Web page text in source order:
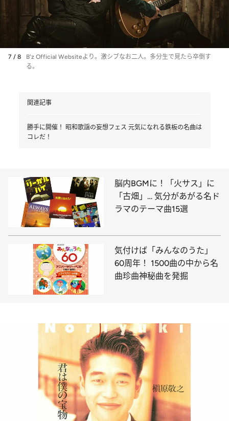
7 / 8
B'z Official Websiteより。激シブなお二人。多分生で見たら卒倒す
る。
関連記事
勝手に開催！ 昭和歌謡の妄想フェス 元気になれる鉄板の名曲は
コレだ！
脳内BGMに！「火サス」に
「古畑」… 気分があがる名ド
ラマのテーマ曲15選
気付けば「みんなのうた」
60周年！ 1500曲の中から名
曲珍曲神秘曲を発掘